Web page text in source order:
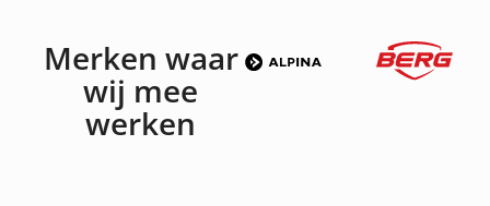
Merken waar
wij mee
werken